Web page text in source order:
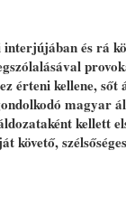
és rá
érteni kellene,
magyar
kellett
követő,